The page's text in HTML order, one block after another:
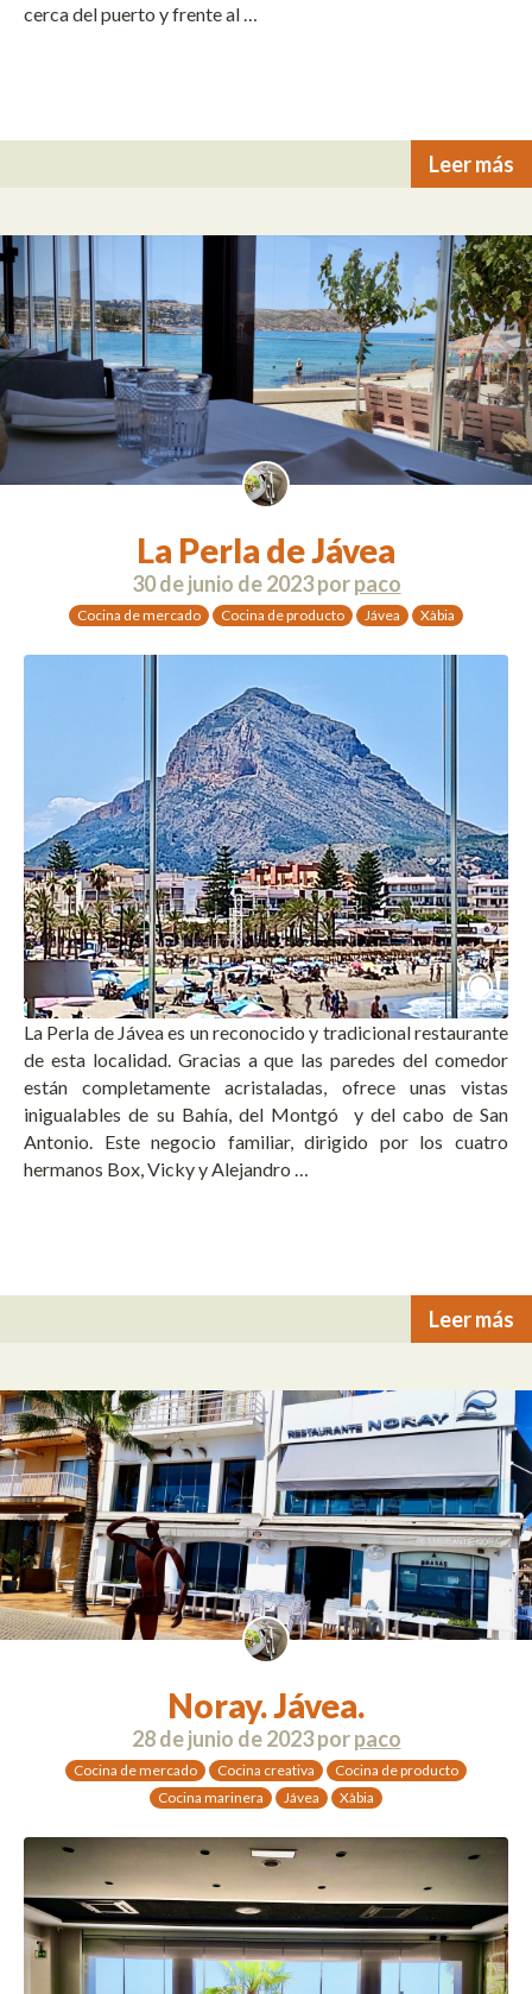
cerca del puerto y frente al …
Leer más
La Perla de Jávea
30 de junio de 2023porpaco
Cocina de mercado Cocina de producto Jávea Xàbia
La Perla de Jávea es un reconocido y tradicional restaurante
de esta localidad. Gracias a que las paredes del comedor
están completamente acristaladas, ofrece unas vistas
inigualables de su Bahía, del Montgó y del cabo de San
Antonio. Este negocio familiar, dirigido por los cuatro
hermanos Box, Vicky y Alejandro …
Leer más
Noray. Jávea.
28 de junio de 2023porpaco
Cocina de mercado Cocina creativa
Cocina de producto
Cocina marinera
Jávea Xàbia